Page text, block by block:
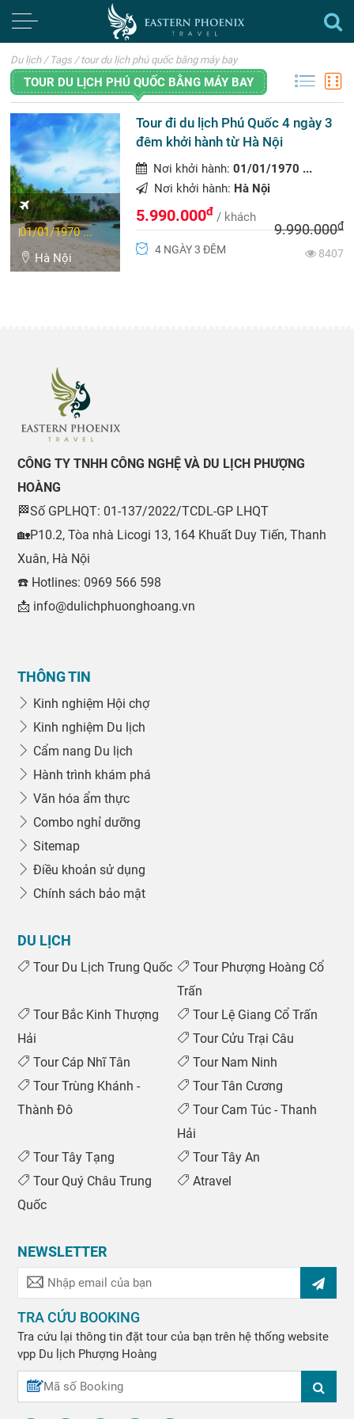
Du lịch / Tags / tour du lịch phú quốc bằng máy bay
TOUR DU LỊCH PHÚ QUỐC BẰNG MÁY BAY
01/01/1970 ...
Hà Nội
Tour đi du lịch Phú Quốc 4 ngày 3
đêm khởi hành từ Hà Nội
Nơi khởi hành:01/01/1970 ...
Nơi khởi hành: Hà Nội
5.990.000đ / khách
9.990.000đ
4 NGÀY 3 ĐÊM
8407
CÔNG TY TNHH CÔNG NGHỆ VÀ DU LỊCH PHƯỢNG
HOÀNG
🏁Số GPLHQT: 01-137/2022/TCDL-GP LHQT
🏡P10.2, Tòa nhà Licogi 13, 164 Khuất Duy Tiến, Thanh
Xuân, Hà Nội
☎️ Hotlines: 0969 566 598
📩 info@dulichphuonghoang.vn
THÔNG TIN
Kinh nghiệm Hội chợ
Kinh nghiệm Du lịch
Cẩm nang Du lịch
Hành trình khám phá
Văn hóa ẩm thực
Combo nghỉ dưỡng
Sitemap
Điều khoản sử dụng
Chính sách bảo mật
DU LỊCH
Tour Du Lịch Trung Quốc
Tour Phượng Hoàng Cổ
Trấn
Tour Bắc Kinh Thượng
Hải
Tour Lệ Giang Cổ Trấn
Tour Cửu Trại Câu
Tour Cáp Nhĩ Tân
Tour Nam Ninh
Tour Trùng Khánh -
Thành Đô
Tour Tân Cương
Tour Cam Túc - Thanh
Hải
Tour Tây Tạng
Tour Tây An
Tour Quý Châu Trung
Quốc
Atravel
NEWSLETTER
TRA CỨU BOOKING
Tra cứu lại thông tin đặt tour của bạn trên hệ thống website
vpp Du lịch Phượng Hoàng